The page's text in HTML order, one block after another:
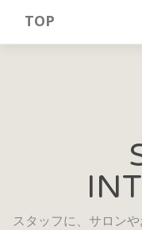
TOP
スタッフに、サロン